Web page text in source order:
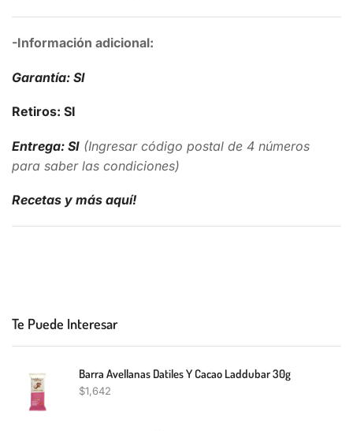
-Información adicional:
Garantía: SI
Retiros: SI
Entrega: SI (Ingresar código postal de 4 números
para saber las condiciones)
Recetas y más aquí!
Te Puede Interesar
Barra Avellanas Datiles Y Cacao Laddubar 30g
$1,642